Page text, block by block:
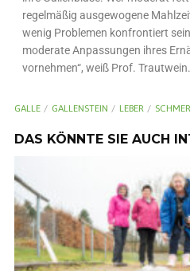
regelmäßig ausgewogene
wenig Problemen konfrontiert
moderate Anpassungen ihres
vornehmen“, weiß Prof. Trautwein.
GALLE GALLENSTEIN LEBER
DAS KÖNNTE SIE AUCH